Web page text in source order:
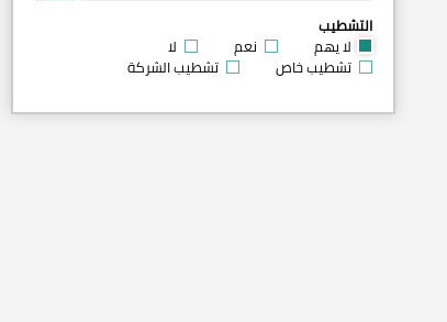
التشطيب
لا يهم نعم لا
تشطيب خاص تشطيب الشركة